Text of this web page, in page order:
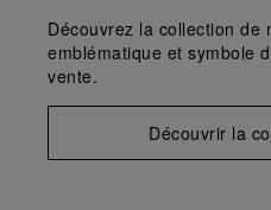
Découvrez la collection de
emblématique et symbole
vente.
Découvrir la